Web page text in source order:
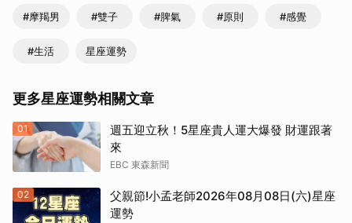
#摩羯男 #雙子 #脾氣 #原則 #感覺
#生活 星座運勢
更多星座運勢相關文章
01
週五迎立秋！5星座貴人運大爆發 財運跟著
來
EBC 東森新聞
02
父親節!小孟老師2026年08月08日(六)星座
運勢